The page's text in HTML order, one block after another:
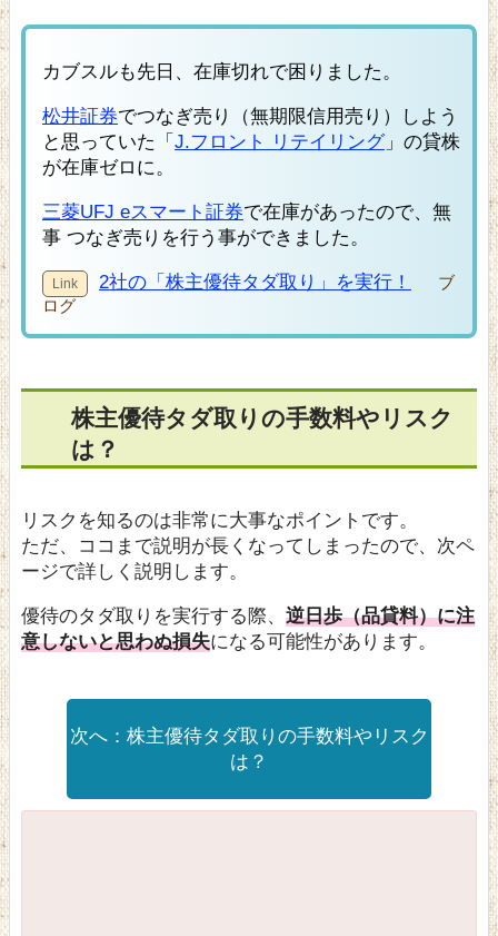
カブスルも先日、在庫切れで困りました。
松井証券でつなぎ売り（無期限信用売り）しよう
と思っていた「 J.フロント リテイリング」の貸株
が在庫ゼロに。
三菱UFJ eスマート証券で在庫があったので、無
事 つなぎ売りを行う事ができました。
2社の「株主優待タダ取り」を実行！
ブ
ログ
株主優待タダ取りの手数料やリスク
は？
リスクを知るのは非常に大事なポイントです。
ただ、ココまで説明が長くなってしまったので、次ペ
ージで詳しく説明します。
優待のタダ取りを実行する際、 逆日歩（品貸料）に注
意しないと思わぬ損失になる可能性があります。
株主優待タダ取りの手数料やリスク
は？